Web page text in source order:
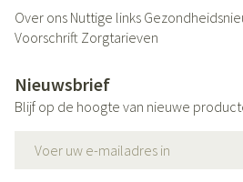
Over ons Nuttige links
Voorschrift Zorgtarieven
Nieuwsbrief
Blijf op de hoogte van nieuwe